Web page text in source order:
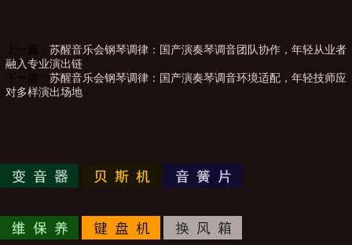
上一篇： 苏醒音乐会钢琴调律：国产演奏琴调音团队协作，年轻从业者
融入专业演出链
下一篇： 苏醒音乐会钢琴调律：国产演奏琴调音环境适配，年轻技师应
对多样演出场地